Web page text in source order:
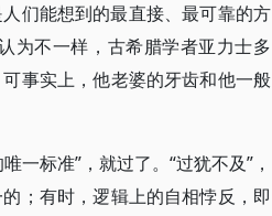
们能想到的最直接、最可靠的方
为不一样，古希腊学者亚力士多
事实上，他老婆的牙齿和他一般
一标准”，就过了。“过犹不及”，
；有时，逻辑上的自相悖反，即